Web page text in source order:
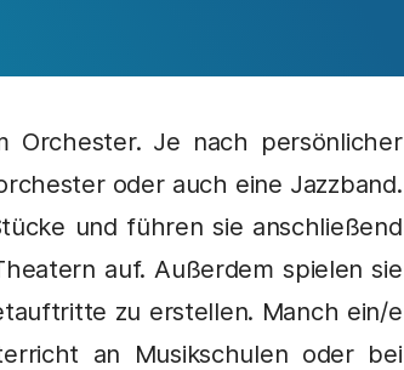
Orchester. Je nach persönlicher
oder auch eine Jazzband.
und führen sie anschließend
auf. Außerdem spielen sie
zu erstellen. Manch ein/e
an Musikschulen oder bei